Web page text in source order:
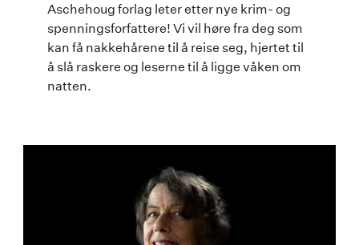
Aschehoug forlag leter etter nye krim- og
spenningsforfattere! Vi vil høre fra deg som
kan få nakkehårene til å reise seg, hjertet til
å slå raskere og leserne til å ligge våken om
natten.